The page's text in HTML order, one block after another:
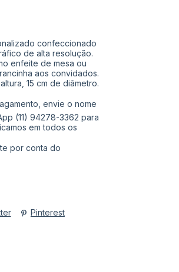
confeccionado
de alta resolução.
enfeite de mesa ou
aos convidados.
15 cm de diâmetro.
envie o nome
(11) 94278-3362 para
em todos os
por conta do
Pinterest